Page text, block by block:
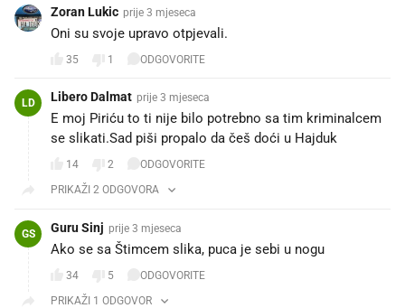
Zoran Lukic prije 3 mjeseca
Oni su svoje upravo otpjevali.
35 1 ODGOVORITE
LD Libero Dalmat prije 3 mjeseca
E moj Piriću to ti nije bilo potrebno sa tim kriminalcem
se slikati.Sad piši propalo da češ doći u Hajduk
14 2
ODGOVORITE
PRIKAŽI 2 ODGOVORA
GS Guru Sinj prije 3 mjeseca
Ako se sa Štimcem slika, puca je sebi u nogu
34 5
ODGOVORITE
PRIKAŽI 1 ODGOVOR